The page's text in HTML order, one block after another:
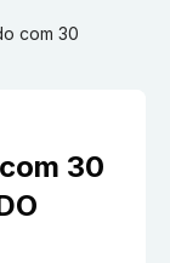
com 30
30